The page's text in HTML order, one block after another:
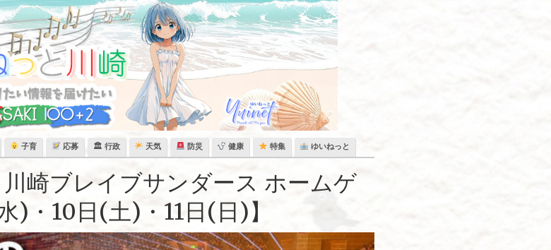
子育 応募 🏛 行政 天気 防災 健康 特集 ゆいねっと
川崎ブレイブサンダース ホームゲ
)・10日(土)・11日(日)】